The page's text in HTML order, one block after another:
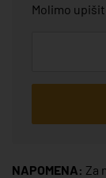
Molimo
NAPOMENA: Za